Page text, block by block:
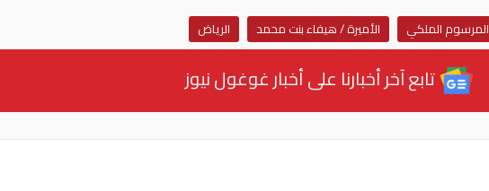
المرسوم الملكي الأميرة / هيفاء بنت محمد الرياض
تابع آخر أخبارنا على أخبار غوغول نيوز